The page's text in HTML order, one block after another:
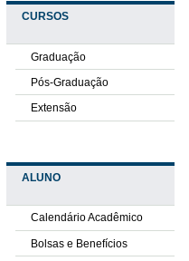
CURSOS
Graduação
Pós-Graduação
Extensão
ALUNO
Calendário Acadêmico
Bolsas e Benefícios